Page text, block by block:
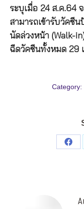
ระบุเมื่อ 24 ส.ค.64
สามารถเข้ารับวัคซีน
นัดล่วงหน้า (Walk-
ฉีดวัคซีนทั้งหมด 29
Category: